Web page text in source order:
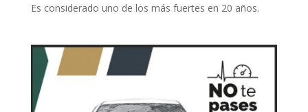
Es considerado uno de los más fuertes en 20 años.